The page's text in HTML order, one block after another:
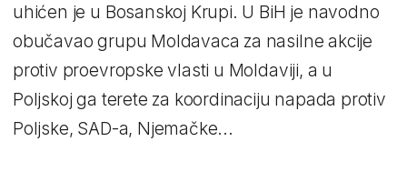
uhićen je u Bosanskoj Krupi. U BiH je navodno
obučavao grupu Moldavaca za nasilne akcije
protiv proevropske vlasti u Moldaviji, a u
Poljskoj ga terete za koordinaciju napada protiv
Poljske, SAD-a, Njemačke...